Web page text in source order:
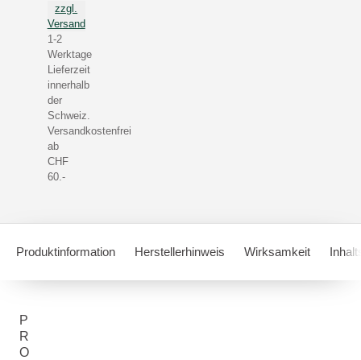
zzgl.
Versand
1-2
Werktage
Lieferzeit
innerhalb
der
Schweiz.
Versandkostenfrei
ab
CHF
60.-
Produktinformation Herstellerhinweis Wirksamkeit
P
R
O